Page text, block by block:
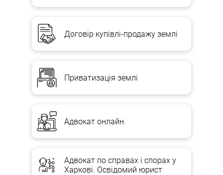
Договір купівлі-продажу землі
Приватизація землі
Адвокат онлайн.
Адвокат по справах і спорах у
Харкові. Освідомий юрист